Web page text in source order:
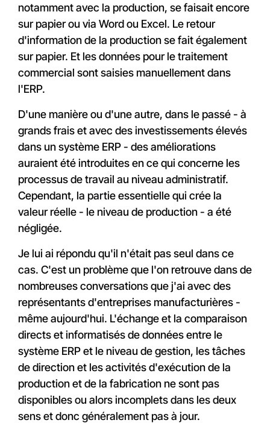
notamment avec la production, se faisait encore
sur papier ou via Word ou Excel. Le retour
d'information de la production se fait également
sur papier. Et les données pour le traitement
commercial sont saisies manuellement dans
l'ERP.
D'une manière ou d'une autre, dans le passé - à
grands frais et avec des investissements élevés
dans un système ERP - des améliorations
auraient été introduites en ce qui concerne les
processus de travail au niveau administratif.
Cependant, la partie essentielle qui crée la
valeur réelle - le niveau de production - a été
négligée.
Je lui ai répondu qu'il n'était pas seul dans ce
cas. C'est un problème que l'on retrouve dans de
nombreuses conversations que j'ai avec des
représentants d'entreprises manufacturières -
même aujourd'hui. L'échange et la comparaison
directs et informatisés de données entre le
système ERP et le niveau de gestion, les tâches
de direction et les activités d'exécution de la
production et de la fabrication ne sont pas
disponibles ou alors incomplets dans les deux
sens et donc généralement pas à jour.